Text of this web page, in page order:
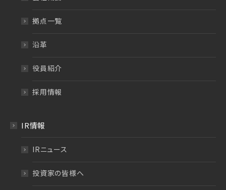
拠点一覧
沿革
役員紹介
採用情報
IR情報
IRニュース
投資家の皆様へ